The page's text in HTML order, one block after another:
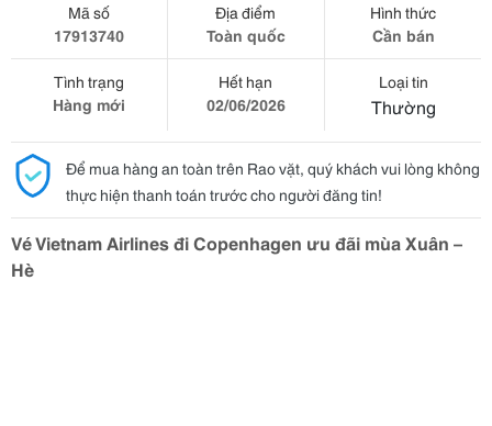
Mã số
17913740
Địa điểm
Toàn quốc
Hình thức
Cần bán
Tình trạng
Hàng mới
Hết hạn
02/06/2026
Loại tin
Thường
Để mua hàng an toàn trên Rao vặt, quý khách vui lòng không
thực hiện thanh toán trước cho người đăng tin!
Vé Vietnam Airlines đi Copenhagen ưu đãi mùa Xuân –
Hè